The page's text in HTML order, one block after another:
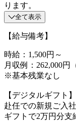
ります。
全て表示
【給与備考】
時給：1,500円～
月収例：262,000円
※基本残業なし
【デジタルギフト】
赴任での新規ご入
ギフトで2万円分支